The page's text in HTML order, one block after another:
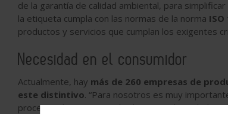
de la garantía de calidad ambiental, para
la etiqueta cumpla con las normas de la norma ISO
productos y servicios que cumplan los exigentes
Necesidad en el consumidor
Actualmente, hay más de 260 empresas de
este distintivo. “Para nosotros es muy
procesos de incorporación de material reciclado